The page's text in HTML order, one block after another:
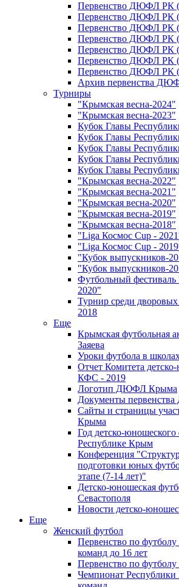
Первенство ДЮФЛ РК
Первенство ДЮФЛ РК
Первенство ДЮФЛ РК
Первенство ДЮФЛ РК
Первенство ДЮФЛ РК
Первенство ДЮФЛ РК
Первенство ДЮФЛ РК
Архив первенства
Турниры
"Крымская весна-2024"
"Крымская весна-2023"
Кубок Главы
Кубок Главы
Кубок Главы
Кубок Главы
Кубок Главы
"Крымская весна-2022"
"Крымская весна-2021"
"Крымская весна-2020"
"Крымская весна-2019"
"Крымская весна-2018"
"Liga Космос Cup -
"Liga Космос Cup -
"Кубок выпускников-
"Кубок выпускников-
Футбольный
2020"
Турнир среди
2018
Еще
Крымская футбольная
Заяева
Уроки футбола в
Отчет Комитета
КФС - 2019
Логотип ДЮФЛ Крыма
Документы
Сайты и страницы
Крыма
Год детско-юношеского
Республике Крым
Конференция
подготовки юных
этапе (7-14 лет)"
Детско-юношеская
Севастополя
Новости детско-
Еще
Женский футбол
Первенство по
команд до 16 лет
Первенство по футболу
Чемпионат